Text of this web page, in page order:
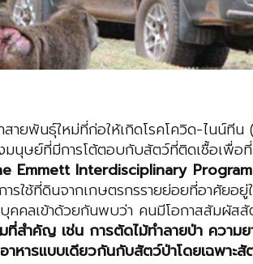
ยพันธุ์ใหม่ที่ก่อให้เกิดโรคโควิด-ไนน์ที
ษย์ที่มีการโต้ตอบกับสัตว์ที่ติดเชื้อเพื่อที่
Emmett Interdisciplinary
ใช้ที่ดินจากเกษตรกรรายย่อยที่อาศัยอ
คคลเข้าด้วยกันพบว่า คนมีโอกาสสัมผัสสั
สำคัญ เช่น การตัดไม้ทำลายป่า ควา
ารแบบเดียวกันกับสัตว์ป่าโดยเฉพาะ